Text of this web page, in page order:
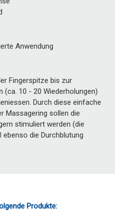
Anwendung
Fingerspitze bis zur
(ca. 10 - 20 Wiederholungen)
Durch diese einfache
Massagering sollen die
stimuliert werden (die
die Durchblutung
Produkte: